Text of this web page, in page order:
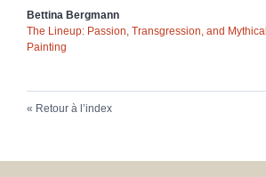
Bettina Bergmann
The Lineup: Passion, Transgression, and
Painting
Retour à l’index